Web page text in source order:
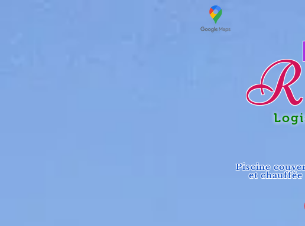
Logis
Piscine
et chauffée